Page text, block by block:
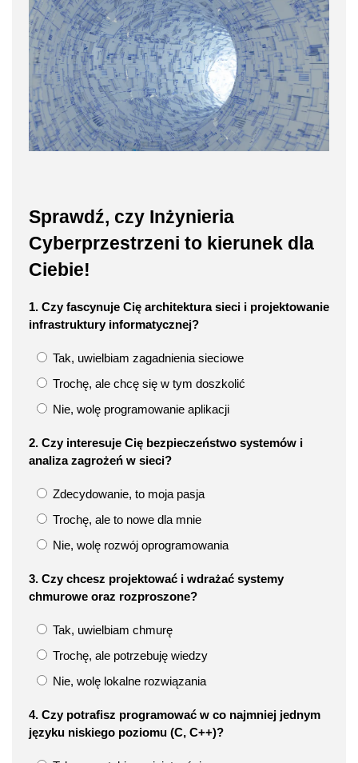
Sprawdź, czy Inżynieria
Cyberprzestrzeni to kierunek dla
Ciebie!
1. Czy fascynuje Cię architektura sieci i projektowanie
infrastruktury informatycznej?
Tak, uwielbiam zagadnienia sieciowe
Trochę, ale chcę się w tym doszkolić
Nie, wolę programowanie aplikacji
2. Czy interesuje Cię bezpieczeństwo systemów i
analiza zagrożeń w sieci?
Zdecydowanie, to moja pasja
Trochę, ale to nowe dla mnie
Nie, wolę rozwój oprogramowania
3. Czy chcesz projektować i wdrażać systemy
chmurowe oraz rozproszone?
Tak, uwielbiam chmurę
Trochę, ale potrzebuję wiedzy
Nie, wolę lokalne rozwiązania
4. Czy potrafisz programować w co najmniej jednym
języku niskiego poziomu (C, C++)?